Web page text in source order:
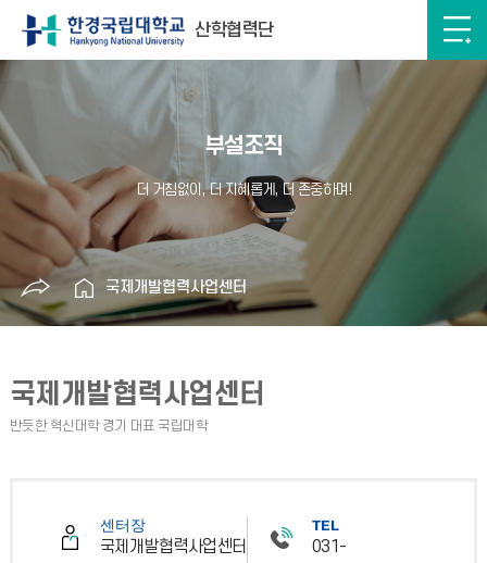
산학협력단
부설조직
국제개발협력사업센터
국제개발협력사업센터
센터장
국제개발협력사업센터
TEL
031-